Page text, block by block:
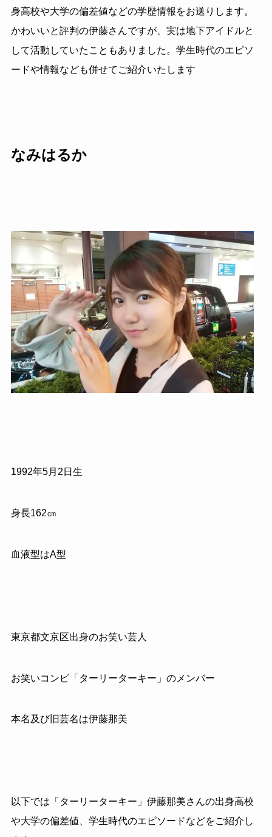
身高校や大学の偏差値などの学歴情報をお送りします。
かわいいと評判の伊藤さんですが、実は地下アイドルと
して活動していたこともありました。学生時代のエピソ
ードや情報なども併せてご紹介いたします
なみはるか
1992年5月2日生
身長162㎝
血液型はA型
東京都文京区出身のお笑い芸人
お笑いコンビ「ターリーターキー」のメンバー
本名及び旧芸名は伊藤那美
以下では「ターリーターキー」伊藤那美さんの出身高校
や大学の偏差値、学生時代のエピソードなどをご紹介し